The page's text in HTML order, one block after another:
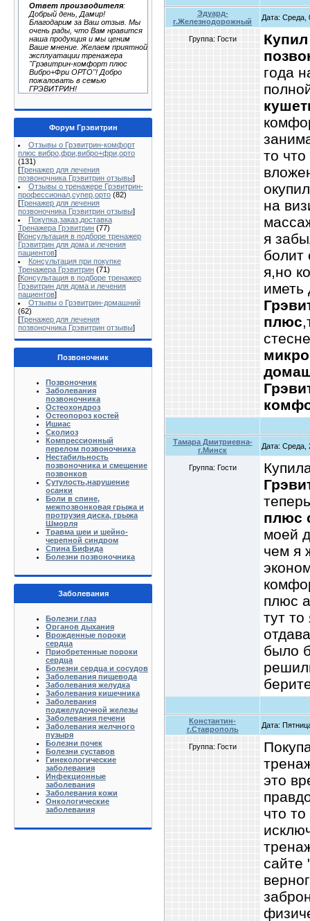
Ответ производителя:
Добрый день, Дамир!
Благодарим за Ваш отзыв. Мы
очень рады, что Вам нравится
наша продукция и мы ценим
Ваше мнение. Желаем приятной
эксплуатации тренажера
"Грэвитрин-комфорт плюс
Вибро+Фри ОРТО"! Добро
пожаловать в семью
ГРЭВИТРИН!
Форум Грэвитрин
Отзывы о Грэвитрин-комфорт
плюс вибро,фри,вибро+фри,орто
(131)
[Тренажер для лечения
позвоночника Грэвитрин отзывы]
Отзывы о тренажере Грэвитрин-
профессионал,супер,орто (82)
[Тренажер для лечения
позвоночника Грэвитрин отзывы]
Покупка,заказ,доставка
Тренажера Грэвитрин (77)
[Консультация в подборе тренажер
Грэвитрин для дома и лечения
пациентов]
Консультация при покупке
Тренажера Грэвитрин (71)
[Консультация в подборе тренажер
Грэвитрин для дома и лечения
пациентов]
Отзывы о Грэвитрин-домашний
(62)
[Тренажер для лечения
позвоночника Грэвитрин отзывы]
Позвоночник
Позвоночник
Заболевания
позвоночника
Остеохондроз
Остеопороз костей
Ишиас
Сколиоз
Компрессионный
перелом позвоночника
Нестабильность
позвоночника и смещение
позвонков
Сутулость,нарушение
осанки
Боли в спине,
межпозвонковая грыжа и
протрузия диска, грыжа
Шморля
Травма шеи и шейно-
черепной синдром
Спина Бифида
Болезни позвоночника
Заболевания
Болезни глаз
Органов дыхания
Врожденные пороки
сердца
Приобретенные пороки
сердца
Болезни сердца и сосудов
Заболевания пищевода
Заболевания желудка
Заболевания кишечника
Заболевания
поджелудочной железы
Заболевания печени
Заболевания желчного
пузыря
Болезни почек
Болезни суставов
Гинекологические
заболевания
Инфекционные
заболевания
Заболевания кожи
Онкологические
заболевания
Эдуард-
г.Железнодорожный
Дата: Среда,
Группа: Гости
года
то
на
я
болит
я,но
плюс
Тамара Дмитриевна-
г.Минск
Дата: Среда,
Группа: Гости
плюс
моей
чем я
плюс
тут
было
Константин-
г.Ставрополь
Дата:
Группа: Гости
это
что
сайте